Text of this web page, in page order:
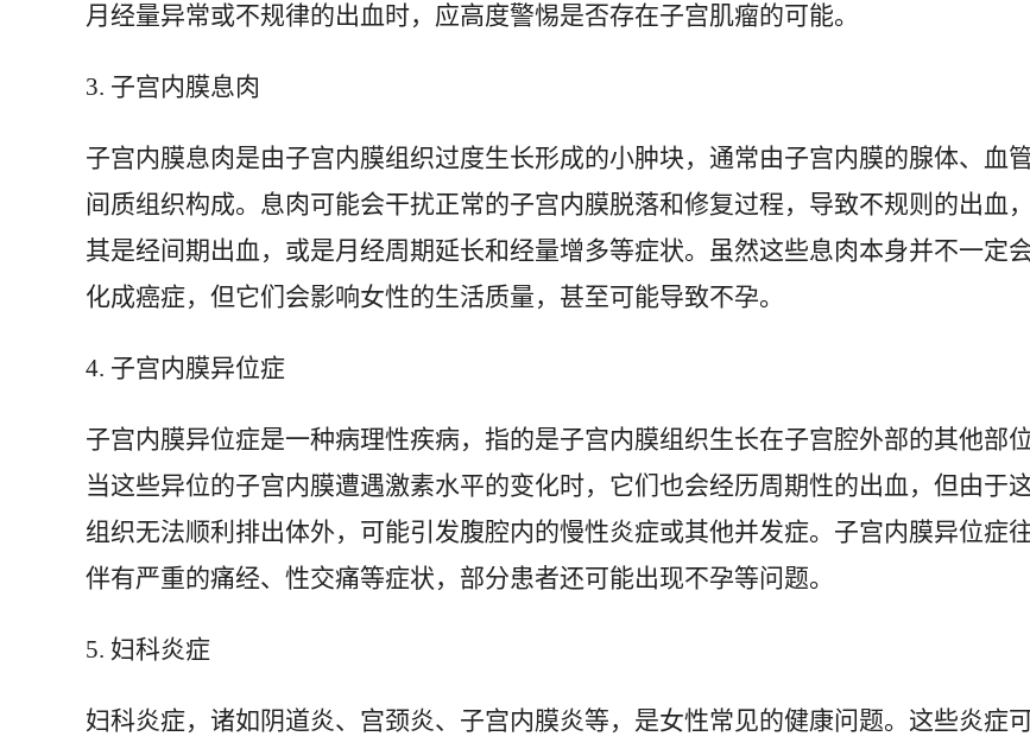
月经量异常或不规律的出血时，应高度警惕是否存在子宫肌瘤的可能。
3. 子宫内膜息肉
子宫内膜息肉是由子宫内膜组织过度生长形成的小肿块，通常由子宫内膜的腺体、血
间质组织构成。息肉可能会干扰正常的子宫内膜脱落和修复过程，导致不规则的出血
其是经间期出血，或是月经周期延长和经量增多等症状。虽然这些息肉本身并不一定
化成癌症，但它们会影响女性的生活质量，甚至可能导致不孕。
4. 子宫内膜异位症
子宫内膜异位症是一种病理性疾病，指的是子宫内膜组织生长在子宫腔外部的其他部位
当这些异位的子宫内膜遭遇激素水平的变化时，它们也会经历周期性的出血，但由于
组织无法顺利排出体外，可能引发腹腔内的慢性炎症或其他并发症。子宫内膜异位症
伴有严重的痛经、性交痛等症状，部分患者还可能出现不孕等问题。
5. 妇科炎症
妇科炎症，诸如阴道炎、宫颈炎、子宫内膜炎等，是女性常见的健康问题。这些炎症